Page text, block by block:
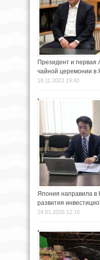
Президент и первая
чайной церемонии в
18.11.2023 19:40
Япония направила в
развития
24.01.2026 12:15